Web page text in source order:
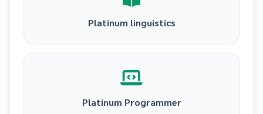
Platinum linguistics
Platinum Programmer